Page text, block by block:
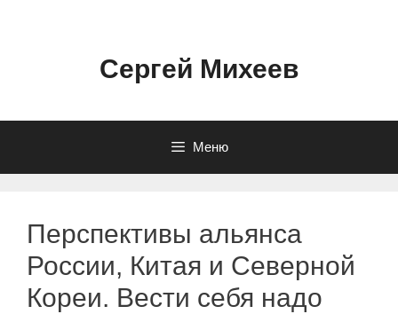
Сергей Михеев
Меню
Перспективы альянса
России, Китая и Северной
Кореи. Вести себя надо